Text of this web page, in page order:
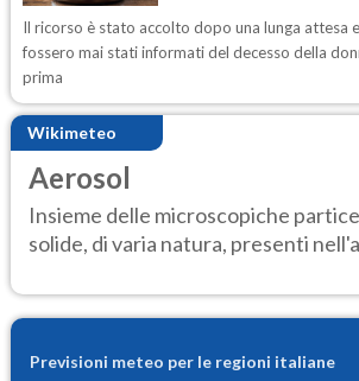
Il ricorso è stato accolto dopo una lunga attesa
fossero mai stati informati del decesso della
prima
Wikimeteo
Aerosol
Insieme delle microscopiche
solide, di varia natura, presenti
Previsioni meteo per le regioni italiane